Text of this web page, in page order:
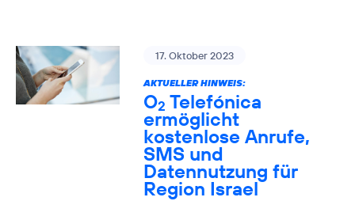
17. Oktober 2023
AKTUELLER HINWEIS:
O2 Telefónica
ermöglicht
kostenlose Anrufe,
SMS und
Datennutzung für
Region Israel